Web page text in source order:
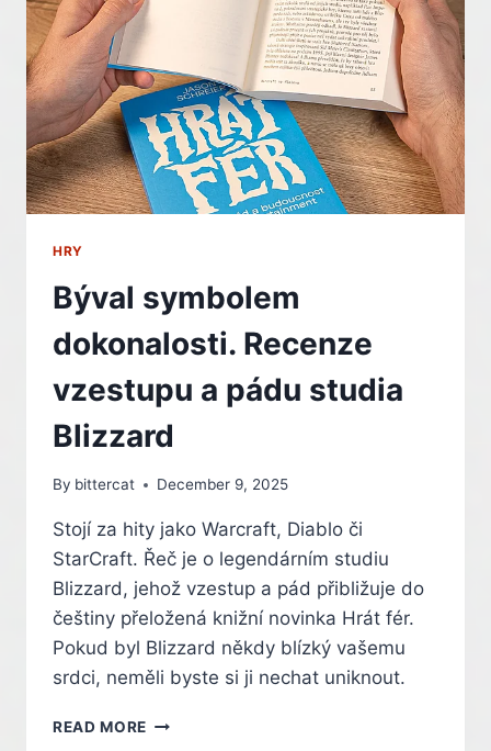
CO
MOHLO
BÝT?
HRY
Býval symbolem
dokonalosti. Recenze
vzestupu a pádu studia
Blizzard
By bittercat December 9, 2025
Stojí za hity jako Warcraft, Diablo či
StarCraft. Řeč je o legendárním studiu
Blizzard, jehož vzestup a pád přibližuje do
češtiny přeložená knižní novinka Hrát fér.
Pokud byl Blizzard někdy blízký vašemu
srdci, neměli byste si ji nechat uniknout.
READ MORE BÝVAL